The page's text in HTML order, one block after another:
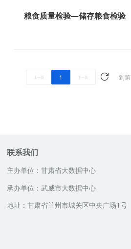
粮食质量检验—储存粮食检验
上一页 1 下一页 到第
联系我们
主办单位：甘肃省大数据中心
承办单位：武威市大数据中心
地址：甘肃省兰州市城关区中央广场1号